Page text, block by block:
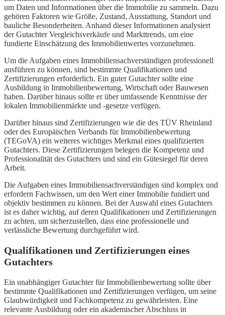
um Daten und Informationen über die Immobilie zu sammeln. Dazu
gehören Faktoren wie Größe, Zustand, Ausstattung, Standort und
bauliche Besonderheiten. Anhand dieser Informationen analysiert
der Gutachter Vergleichsverkäufe und Markttrends, um eine
fundierte Einschätzung des Immobilienwertes vorzunehmen.
Um die Aufgaben eines Immobiliensachverständigen professionell
ausführen zu können, sind bestimmte Qualifikationen und
Zertifizierungen erforderlich. Ein guter Gutachter sollte eine
Ausbildung in Immobilienbewertung, Wirtschaft oder Bauwesen
haben. Darüber hinaus sollte er über umfassende Kenntnisse der
lokalen Immobilienmärkte und -gesetze verfügen.
Darüber hinaus sind Zertifizierungen wie die des TÜV Rheinland
oder des Europäischen Verbands für Immobilienbewertung
(TEGoVA) ein weiteres wichtiges Merkmal eines qualifizierten
Gutachters. Diese Zertifizierungen belegen die Kompetenz und
Professionalität des Gutachters und sind ein Gütesiegel für deren
Arbeit.
Die Aufgaben eines Immobiliensachverständigen sind komplex und
erfordern Fachwissen, um den Wert einer Immobilie fundiert und
objektiv bestimmen zu können. Bei der Auswahl eines Gutachters
ist es daher wichtig, auf deren Qualifikationen und Zertifizierungen
zu achten, um sicherzustellen, dass eine professionelle und
verlässliche Bewertung durchgeführt wird.
Qualifikationen und Zertifizierungen eines
Gutachters
Ein unabhängiger Gutachter für Immobilienbewertung sollte über
bestimmte Qualifikationen und Zertifizierungen verfügen, um seine
Glaubwürdigkeit und Fachkompetenz zu gewährleisten. Eine
relevante Ausbildung oder ein akademischer Abschluss in